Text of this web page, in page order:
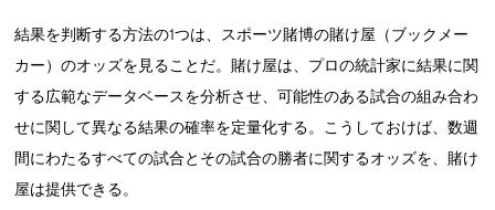
結果を判断する方法の1つは、スポーツ賭博の賭け屋（ブックメー
カー）のオッズを見ることだ。賭け屋は、プロの統計家に結果に関
する広範なデータベースを分析させ、可能性のある試合の組み合わ
せに関して異なる結果の確率を定量化する。こうしておけば、数週
間にわたるすべての試合とその試合の勝者に関するオッズを、賭け
屋は提供できる。